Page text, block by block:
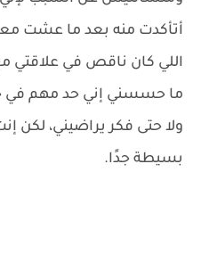
أتأكدت منه بعد ما عشت
اللي كان ناقص في علاقتي
ما حسسني إني حد مهم في
ولا حتى فكر يراضيني، لكن
بسيطة جدًا.